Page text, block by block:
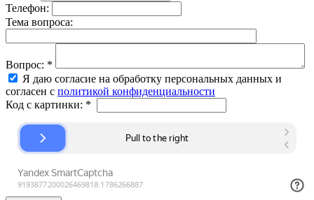
Телефон:
Тема вопроса:
Вопрос: *
Я даю согласие на обработку персональных данных и
согласен с политикой конфиденциальности
Код с картинки: *